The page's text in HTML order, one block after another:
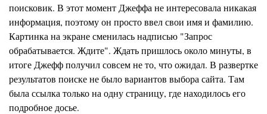
поисковик. В этот момент Джеффа не интересовала никакая
информация, поэтому он просто ввел свои имя и фамилию.
Картинка на экране сменилась надписью "Запрос
обрабатывается. Ждите". Ждать пришлось около минуты, в
итоге Джефф получил совсем не то, что ожидал. В развертке
результатов поиске не было вариантов выбора сайта. Там
была ссылка только на одну страницу, где находилось его
подробное досье.